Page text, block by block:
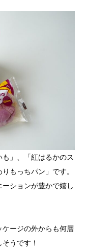
」、「紅はるかのス
もっちパン」です。
ーションが豊かで嬉し
ケージの外からも何層
うです！